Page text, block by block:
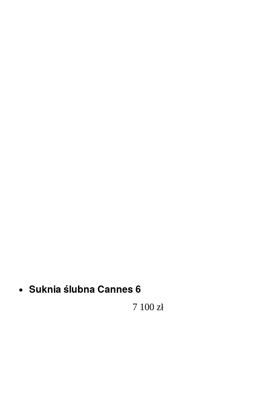
Suknia ślubna Cannes 6
7 100 zł